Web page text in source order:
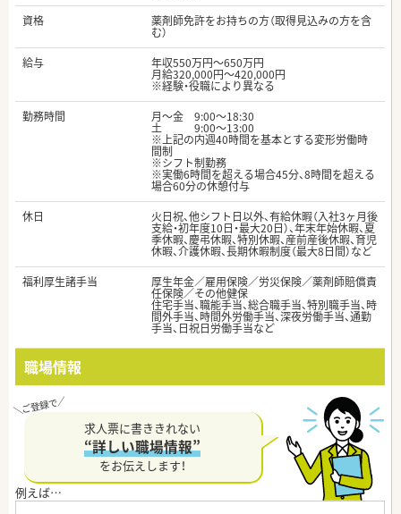
資格
薬剤師免許をお持ちの方（取得見込みの方を含
む）
給与
年収550万円～650万円
月給320,000円～420,000円
※経験・役職により異なる
勤務時間
月～金 9:00～18:30
土 9:00～13:00
※上記の内週40時間を基本とする変形労働時
間制
※シフト制勤務
※実働6時間を超える場合45分、8時間を超える
場合60分の休憩付与
休日
火日祝、他シフト日以外、有給休暇（入社3ヶ月後
支給・初年度10日・最大20日）、年末年始休暇、夏
季休暇、慶弔休暇、特別休暇、産前産後休暇、育児
休暇、介護休暇、長期休暇制度（最大8日間）など
福利厚生諸手当
厚生年金／雇用保険／労災保険／薬剤師賠償責
任保険／その他健保
住宅手当、職能手当、総合職手当、特別職手当、時
間外手当、時間外労働手当、深夜労働手当、通勤
手当、日祝日労働手当など
職場情報
求人票に書ききれない
“詳しい職場情報”
をお伝えします！